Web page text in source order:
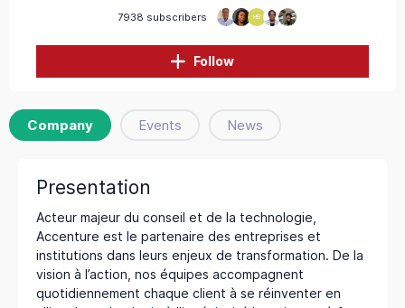
7938 subscribers HB
Follow
Company Events News
Presentation
Acteur majeur du conseil et de la technologie,
Accenture est le partenaire des entreprises et
institutions dans leurs enjeux de transformation. De la
vision à l’action, nos équipes accompagnent
quotidiennement chaque client à se réinventer en